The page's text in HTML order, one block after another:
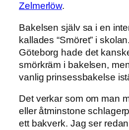
Zelmerlöw.
Bakelsen själv sa i en
kallades “Smöret” i
Göteborg hade det
smörkräm i bakelsen,
vanlig prinsessbakelse
Det verkar som om man
eller åtminstone
ett bakverk. Jag ser